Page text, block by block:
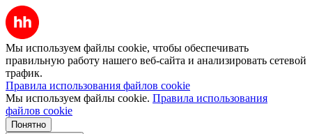
Мы используем файлы cookie, чтобы обеспечивать
правильную работу нашего веб-сайта и анализировать сетевой
трафик.
Правила использования файлов cookie
Мы используем файлы cookie. Правила использования
файлов cookie
Понятно